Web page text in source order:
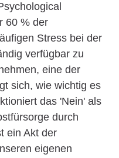
60 % der
Stress bei der
verfügbar zu
eine der
sich, wie wichtig es
das 'Nein' als
durch
ein Akt der
eigenen